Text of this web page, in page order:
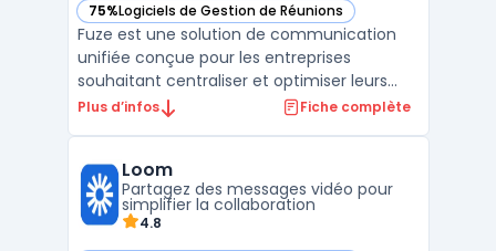
75%Logiciels de Gestion de Réunions
— voir Fuze dans cette catégorie
Fuze est une solution de communication
unifiée conçue pour les entreprises
souhaitant centraliser et optimiser leurs
interactions internes et externes. En
d'équipe sur une seule et même
plateforme, Fuze permet aux organisatio ...
Plus d’infos Fiche complète
Loom
Partagez des messages vidéo pour
simplifier la collaboration
4.8